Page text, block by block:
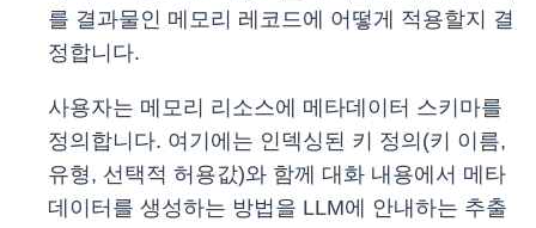
를 결과물인 메모리 레코드에 어떻게 적용할지 결
정합니다.
사용자는 메모리 리소스에 메타데이터 스키마를
정의합니다. 여기에는 인덱싱된 키 정의(키 이름,
유형, 선택적 허용값)와 함께 대화 내용에서 메타
데이터를 생성하는 방법을 LLM에 안내하는 추출